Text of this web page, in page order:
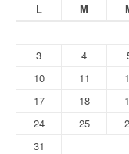
L M
3
4
10
11
17
18
24
25
31